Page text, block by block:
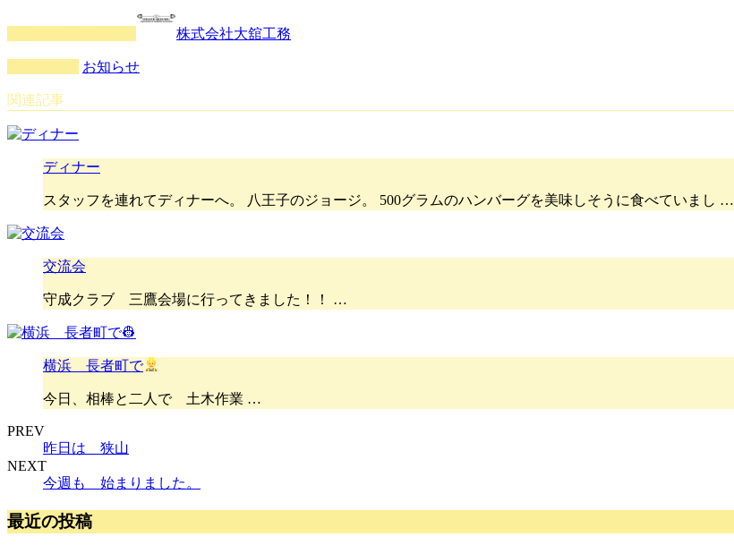
株式会社大舘工務
お知らせ
関連記事
ディナー
スタッフを連れてディナーへ。 八王子のジョージ。 500グラムのハンバーグを美味しそうに食べていまし …
交流会
守成クラブ 三鷹会場に行ってきました！！ …
横浜 長者町で
今日、相棒と二人で 土木作業 …
PREV
昨日は 狭山
NEXT
今週も 始まりました。
最近の投稿